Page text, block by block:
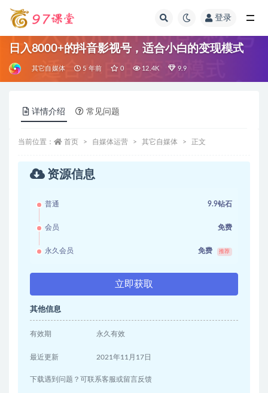
登录
日入8000+的抖音影视号，适合小白的变现模式
其它自媒体 5 年前 0 12.4K 9.9
详情介绍 常见问题
当前位置： 首页 自媒体运营 其它自媒体 正文
资源信息
普通 9.9钻石
会员 免费
永久会员 免费 推荐
立即获取
其他信息
有效期 永久有效
最近更新 2021年11月17日
下载遇到问题？可联系客服或留言反馈